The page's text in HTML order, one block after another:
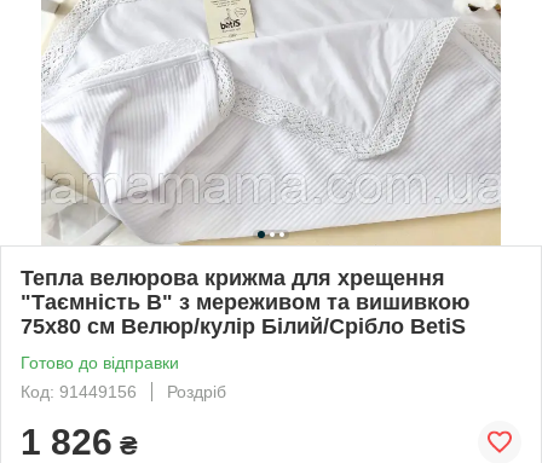
Тепла велюрова крижма для хрещення
"Таємність В" з мереживом та вишивкою
75х80 см Велюр/кулір Білий/Срібло BetiS
Готово до відправки
Код: 91449156
Роздріб
1 826 ₴